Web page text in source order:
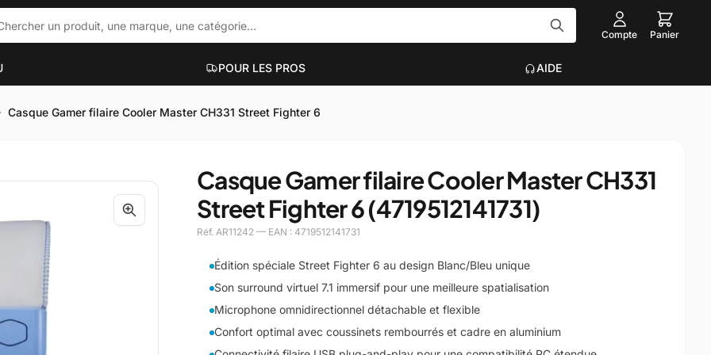
Compte Panier
POUR LES PROS AIDE
Hubs et docks
Sacs et sacoches
Supports et accessoires
Mini PC
PC bureautique
PC gaming
Voir plus
Graveurs
Claviers, Souris, Tapis
Voir plus
EN-UN
Casque Gamer filaire Cooler Master CH331 Street Fighter 6
Casque Gamer filaire Cooler Master CH331
Street Fighter 6 (4719512141731)
Réf. AR11242 — EAN : 4719512141731
Édition spéciale Street Fighter 6 au design Blanc/Bleu unique
Son surround virtuel 7.1 immersif pour une meilleure spatialisation
Microphone omnidirectionnel détachable et flexible
Confort optimal avec coussinets rembourrés et cadre en aluminium